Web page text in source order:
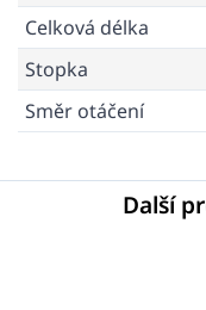
Celková délka
Stopka
Směr otáčení
Další